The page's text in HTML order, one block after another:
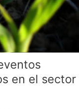
en el sector